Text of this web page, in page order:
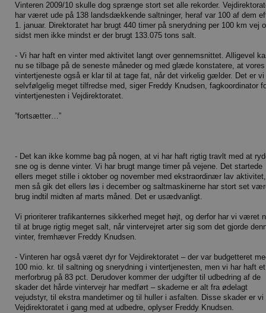
Vinteren 2009/10 skulle dog sprænge stort set alle rekorder.
har været ude på 138 landsdækkende saltninger, heraf var 100 af dem
1. januar. Direktoratet har brugt 440 timer på snerydning per 100 km vej
sidst men ikke mindst er der brugt 133.075 tons salt.
- Vi har haft en vinter med aktivitet langt over gennemsnittet. Alligevel
nu se tilbage på de seneste måneder og med glæde konstatere, at vores
vintertjeneste også er klar til at tage fat, når det virkelig gælder. Det er vi
selvfølgelig meget tilfredse med, siger Freddy Knudsen, fagkoordinator
vintertjenesten i Vejdirektoratet.
”fortsætter…”
- Det kan ikke komme bag på nogen, at vi har haft rigtig travlt med at
sne og is denne vinter. Vi har brugt mange timer på vejene. Det startede
ellers meget stille i oktober og november med ekstraordinær lav aktivitet,
men så gik det ellers løs i december og saltmaskinerne har stort set
brug indtil midten af marts måned. Det er usædvanligt.
Vi prioriterer trafikanternes sikkerhed meget højt, og derfor har vi været
til at bruge rigtig meget salt, når vintervejret arter sig som det gjorde
vinter, fremhæver Freddy Knudsen.
- Vinteren har også været dyr for Vejdirektoratet – der var budgetteret
100 mio. kr. til saltning og snerydning i vintertjenesten, men vi har haft et
merforbrug på 83 pct. Derudover kommer der udgifter til udbedring af de
skader det hårde vintervejr har medført – skaderne er alt fra ødelagt
vejudstyr, til ekstra mandetimer og til huller i asfalten. Disse skader er vi
Vejdirektoratet i gang med at udbedre, oplyser Freddy Knudsen.